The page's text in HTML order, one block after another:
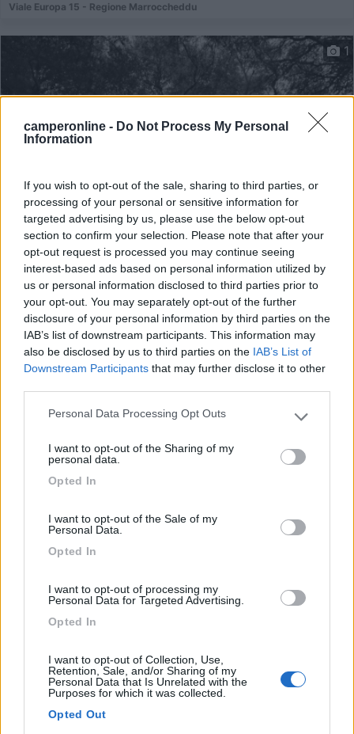
camperonline - Do Not Process My Personal
Information
If you wish to opt-out of the sale, sharing to third parties, or
processing of your personal or sensitive information for
targeted advertising by us, please use the below opt-out
section to confirm your selection. Please note that after your
opt-out request is processed you may continue seeing
interest-based ads based on personal information utilized by
us or personal information disclosed to third parties prior to
your opt-out. You may separately opt-out of the further
disclosure of your personal information by third parties on the
IAB’s list of downstream participants. This information may
also be disclosed by us to third parties on the IAB’s List of
Downstream Participants that may further disclose it to other
Please note that this website/app uses one or more Google
not limited to your visit or usage behaviour. You may click to
grant or deny consent to Google and its third-party tags to
use your data for below specified purposes in below Google
Personal Data Processing Opt Outs
I want to opt-out of the Sharing of my
personal data.
Opted In
I want to opt-out of the Sale of my
Personal Data.
Opted In
I want to opt-out of processing my
Personal Data for Targeted Advertising.
Opted In
I want to opt-out of Collection, Use,
Retention, Sale, and/or Sharing of my
Personal Data that Is Unrelated with the
Purposes for which it was collected.
Opted Out
Viale Europa 15 - Regione Marroccheddu
Area di sosta (PS)
1
Agriturismo Su Barroccu
9,5 4
Servizi / Posizione
Strada Statale 292, km 117
Area di sosta (PS+CS)
Agriturismo Margherita